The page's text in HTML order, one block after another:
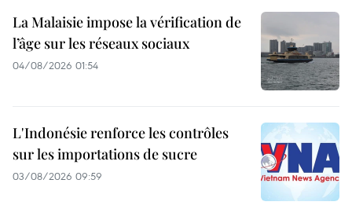
La Malaisie impose la vérification de
l’âge sur les réseaux sociaux
04/08/2026 01:54
L'Indonésie renforce les contrôles
sur les importations de sucre
03/08/2026 09:59